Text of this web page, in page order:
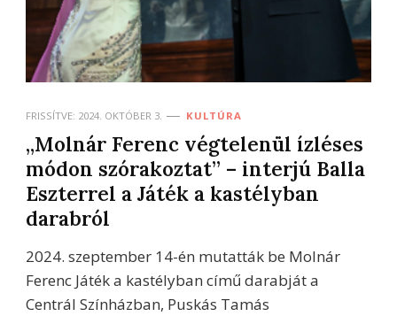
FRISSÍTVE: 2024. OKTÓBER 3. KULTÚRA
„Molnár Ferenc végtelenül ízléses
módon szórakoztat” – interjú Balla
Eszterrel a Játék a kastélyban
darabról
2024. szeptember 14-én mutatták be Molnár
Ferenc Játék a kastélyban című darabját a
Centrál Színházban, Puskás Tamás